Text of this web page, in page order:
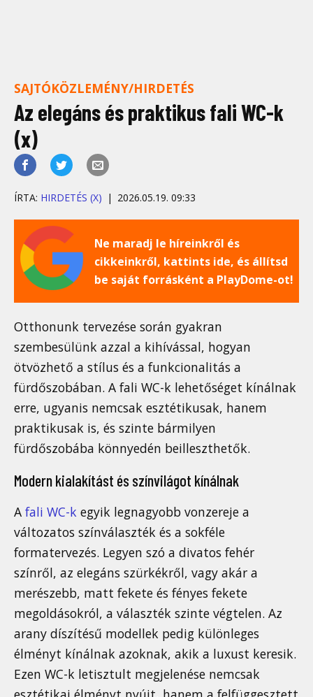
SAJTÓKÖZLEMÉNY/HIRDETÉS
Az elegáns és praktikus fali WC-k
(x)
ÍRTA: HIRDETÉS (X) 2026.05.19. 09:33
Ne maradj le híreinkről és
cikkeinkről, kattints ide, és állítsd
be saját forrásként a PlayDome-ot!
Otthonunk tervezése során gyakran
szembesülünk azzal a kihívással, hogyan
ötvözhető a stílus és a funkcionalitás a
fürdőszobában. A fali WC-k lehetőséget kínálnak
erre, ugyanis nemcsak esztétikusak, hanem
praktikusak is, és szinte bármilyen
fürdőszobába könnyedén beilleszthetők.
Modern kialakítást és színvilágot kínálnak
A fali WC-k egyik legnagyobb vonzereje a
változatos színválaszték és a sokféle
formatervezés. Legyen szó a divatos fehér
színről, az elegáns szürkékről, vagy akár a
merészebb, matt fekete és fényes fekete
megoldásokról, a választék szinte végtelen. Az
arany díszítésű modellek pedig különleges
élményt kínálnak azoknak, akik a luxust keresik.
Ezen WC-k letisztult megjelenése nemcsak